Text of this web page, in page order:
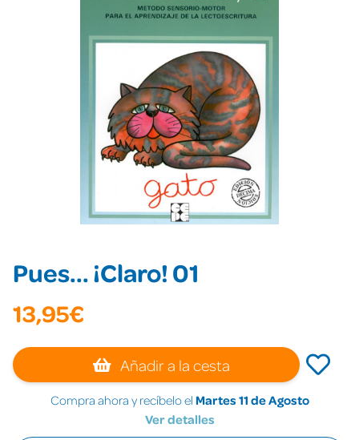
Pues... ¡Claro! 01
13,95€
Añadir a la cesta
Compra ahora y recíbelo el Martes 11 de Agosto
Ver detalles